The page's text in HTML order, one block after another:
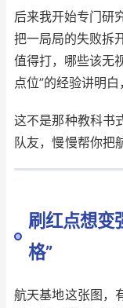
后来我开始专门研
把一局局的失败拆
值得打，哪些该无
点位”的经验讲明
这不是那种教科书
队友，慢慢帮你把
刷红点想变
格”
航天基地这张图，